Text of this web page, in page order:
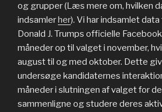
og grupper (Læs mere om, hvilken
indsamlerher). Vi har indsamlet
Donald J. Trumps officielle
måneder op til valget i november,
august til og med oktober. Dette
undersøge kandidaternes
måneder i slutningen af valget for
sammenligne og studere deres